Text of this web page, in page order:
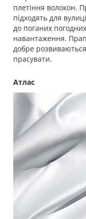
плетіння волокон.
підходять для
до поганих
навантаження.
добре
прасувати.
Атлас